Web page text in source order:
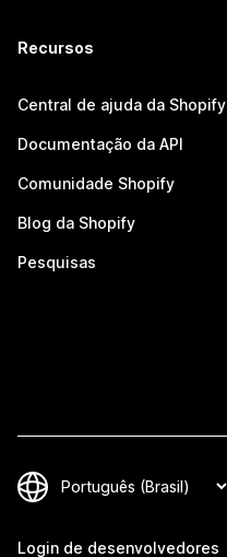
Recursos
Central de ajuda da Shopify
Documentação da API
Comunidade Shopify
Blog da Shopify
Pesquisas
Login de desenvolvedores